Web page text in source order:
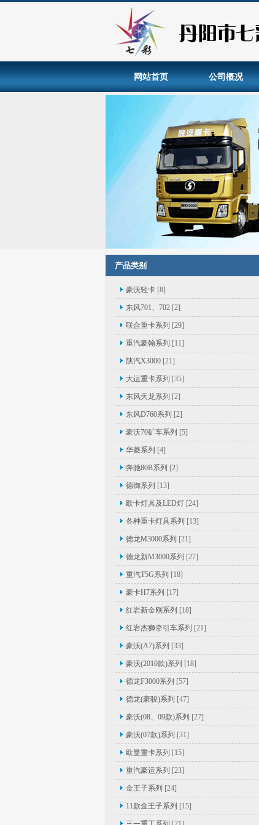
网站首页 公司概况
产品类别
豪沃轻卡 [8]
东风701、702 [2]
联合重卡系列 [29]
重汽豪翰系列 [11]
陕汽X3000 [21]
大运重卡系列 [35]
东风天龙系列 [2]
东风D760系列 [2]
豪沃70矿车系列 [5]
华菱系列 [4]
奔驰80B系列 [2]
德御系列 [13]
欧卡灯具及LED灯 [24]
各种重卡灯具系列 [13]
德龙M3000系列 [21]
德龙新M3000系列 [27]
重汽T5G系列 [18]
豪卡H7系列 [17]
红岩新金刚系列 [18]
红岩杰狮牵引车系列 [21]
豪沃(A7)系列 [33]
豪沃(2010款)系列 [18]
德龙F3000系列 [57]
德龙(豪骏)系列 [47]
豪沃(08、09款)系列 [27]
豪沃(07款)系列 [31]
欧曼重卡系列 [15]
重汽豪运系列 [23]
金王子系列 [24]
11款金王子系列 [15]